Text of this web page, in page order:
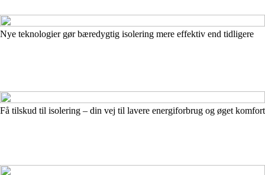
Nye teknologier gør bæredygtig isolering mere effektiv end tidligere
Få tilskud til isolering – din vej til lavere energiforbrug og øget komfort